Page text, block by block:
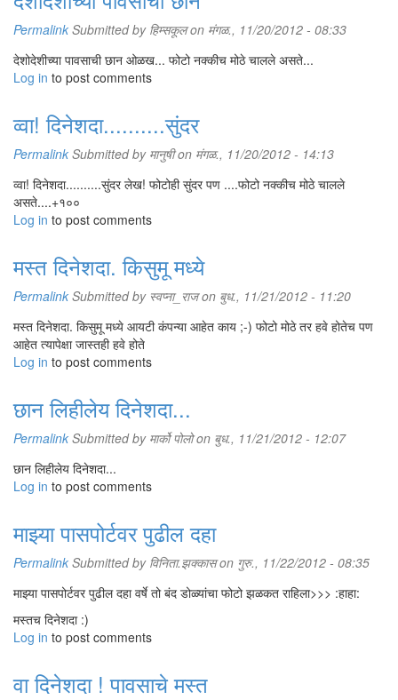
Permalink Submitted by हिम्सकूलon मंगळ., 11/20/2012 - 08:33
देशोदेशीच्या पावसाची छान ओळख... फोटो नक्कीच मोठे चालले असते...
Log in to post comments
व्वा! दिनेशदा..........सुंदर
Permalink Submitted by मानुषीon मंगळ., 11/20/2012 - 14:13
व्वा! दिनेशदा..........सुंदर लेख! फोटोही सुंदर पण ....फोटो नक्कीच मोठे चालले
असते....+१००
Log in to post comments
मस्त दिनेशदा. किसुमू मध्ये
Permalink Submitted by स्वप्ना_राजon बुध., 11/21/2012 - 11:20
मस्त दिनेशदा. किसुमू मध्ये आयटी कंपन्या आहेत काय ;-) फोटो मोठे तर हवे होतेच पण
आहेत त्यापेक्षा जास्तही हवे होते
Log in to post comments
छान लिहीलेय दिनेशदा...
Permalink Submitted by मार्को पोलोon बुध., 11/21/2012 - 12:07
छान लिहीलेय दिनेशदा...
Log in to post comments
माझ्या पासपोर्टवर पुढील दहा
Permalink Submitted by विनिता.झक्कासon गुरु., 11/22/2012 - 08:35
माझ्या पासपोर्टवर पुढील दहा वर्षे तो बंद डोळ्यांचा फोटो झळकत राहिला>>> :हाहा:
मस्तच दिनेशदा :)
Log in to post comments
वा दिनेशदा ! पावसाचे मस्त